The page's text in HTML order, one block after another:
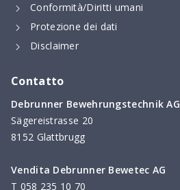
Conformità/Diritti umani
Protezione dei dati
Disclaimer
Contatto
Debrunner Bewehrungstechnik AG
Sägereistrasse 20
8152 Glattbrugg
Vendita Debrunner Bewetec AG
T 058 235 10 70